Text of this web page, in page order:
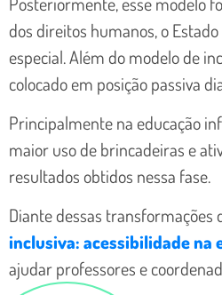
dos direitos humanos, o
especial. Além do modelo de
colocado em posição passiva
Principalmente na educação
maior uso de brincadeiras e
resultados obtidos nessa fase.
Diante dessas transformações
inclusiva: acessibilidade na
ajudar professores e